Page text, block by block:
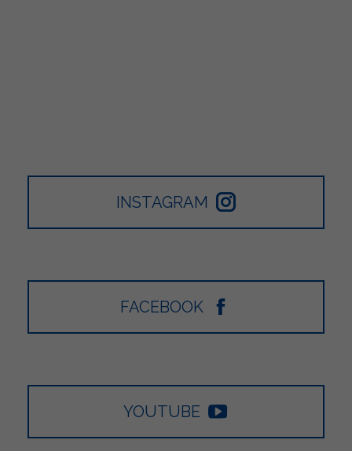
INSTAGRAM
FACEBOOK
YOUTUBE